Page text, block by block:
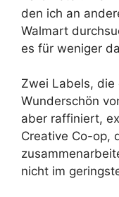
den ich an
Walmart
es für weniger
Zwei Labels,
Wunderschön
aber raffiniert,
Creative Co-op,
nicht im